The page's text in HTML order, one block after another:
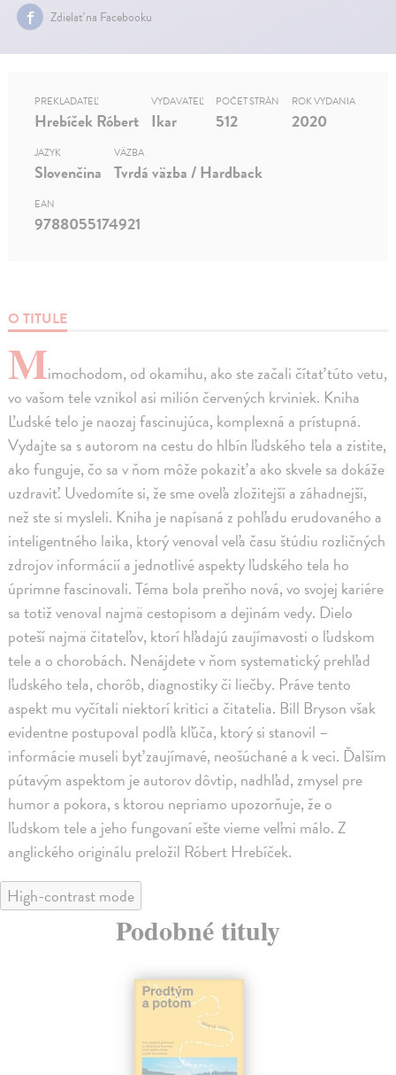
Zdielať na Facebooku
O TITULE
Mimochodom, od okamihu, ako ste začali čítať túto vetu,
vo vašom tele vznikol asi milión červených krviniek. Kniha
Ľudské telo je naozaj fascinujúca, komplexná a prístupná.
Vydajte sa s autorom na cestu do hlbín ľudského tela a zistite,
ako funguje, čo sa v ňom môže pokaziť a ako skvele sa dokáže
uzdraviť. Uvedomíte si, že sme oveľa zložitejší a záhadnejší,
než ste si mysleli. Kniha je napísaná z pohľadu erudovaného a
inteligentného laika, ktorý venoval veľa času štúdiu rozličných
zdrojov informácií a jednotlivé aspekty ľudského tela ho
úprimne fascinovali. Téma bola preňho nová, vo svojej kariére
sa totiž venoval najmä cestopisom a dejinám vedy. Dielo
poteší najmä čitateľov, ktorí hľadajú zaujímavosti o ľudskom
tele a o chorobách. Nenájdete v ňom systematický prehľad
ľudského tela, chorôb, diagnostiky či liečby. Práve tento
aspekt mu vyčítali niektorí kritici a čitatelia. Bill Bryson však
evidentne postupoval podľa kľúča, ktorý si stanovil –
informácie museli byť zaujímavé, neošúchané a k veci. Ďalším
pútavým aspektom je autorov dôvtip, nadhľad, zmysel pre
humor a pokora, s ktorou nepriamo upozorňuje, že o
ľudskom tele a jeho fungovaní ešte vieme veľmi málo. Z
anglického originálu preložil Róbert Hrebíček.
PREKLADATEĽ
Hrebíček Róbert
VYDAVATEĽ
Ikar
POČET STRÁN
512
ROK VYDANIA
2020
JAZYK
Slovenčina
VÄZBA
Tvrdá väzba / Hardback
EAN
9788055174921
High-contrast mode
Podobné tituly